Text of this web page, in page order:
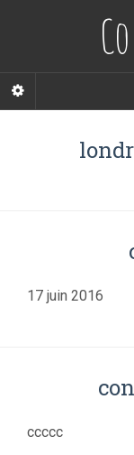
17 juin 2016
ccccc